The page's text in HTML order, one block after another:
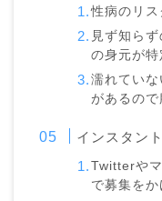
性病のリス
見ず知ら
の身元が
濡れてい
があるの
インスタン
Twitterや
で募集をか